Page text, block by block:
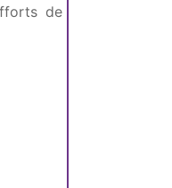
de